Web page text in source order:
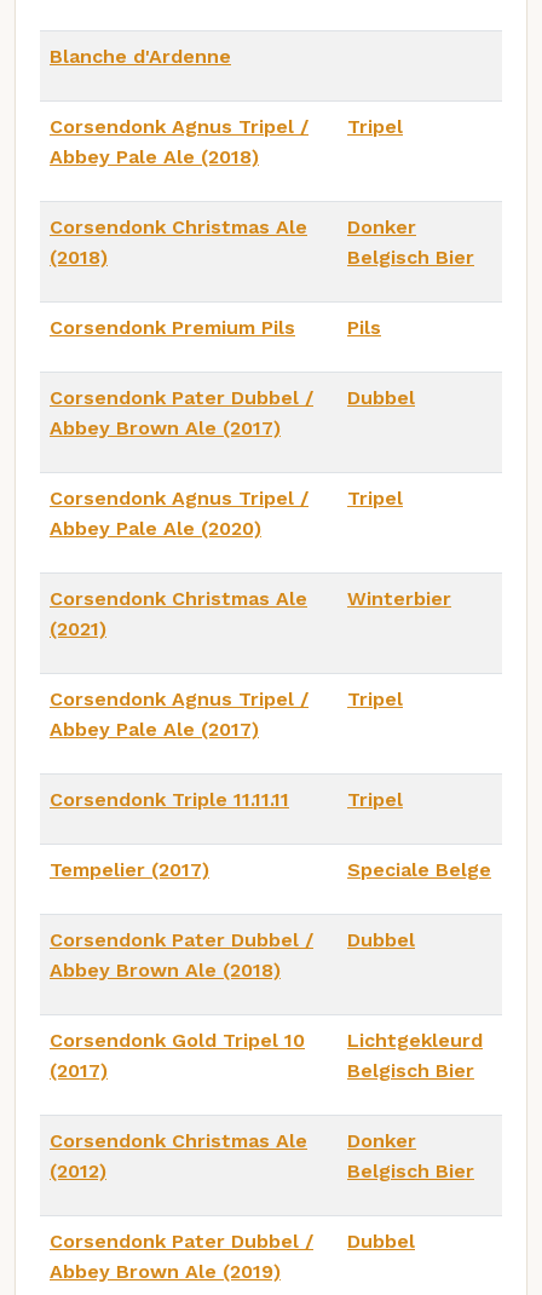
Blanche d'Ardenne
Corsendonk Agnus Tripel /
Abbey Pale Ale (2018)
Tripel
Corsendonk Christmas Ale
(2018)
Donker
Belgisch Bier
Corsendonk Premium Pils Pils
Corsendonk Pater Dubbel /
Abbey Brown Ale (2017)
Dubbel
Corsendonk Agnus Tripel /
Abbey Pale Ale (2020)
Tripel
Corsendonk Christmas Ale
(2021)
Winterbier
Corsendonk Agnus Tripel /
Abbey Pale Ale (2017)
Tripel
Corsendonk Triple 11.11.11 Tripel
Tempelier (2017) Speciale Belge
Corsendonk Pater Dubbel /
Abbey Brown Ale (2018)
Dubbel
Corsendonk Gold Tripel 10
(2017)
Lichtgekleurd
Belgisch Bier
Corsendonk Christmas Ale
(2012)
Donker
Belgisch Bier
Corsendonk Pater Dubbel /
Abbey Brown Ale (2019)
Dubbel